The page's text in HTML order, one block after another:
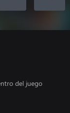
del juego